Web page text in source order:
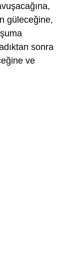
güleceğine,
sonra
ve